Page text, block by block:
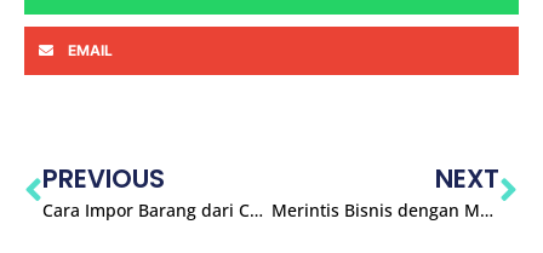
EMAIL
PREVIOUS
Cara Impor Barang dari China ke Indonesia yang Benar
NEXT
Merintis Bisnis dengan Menjadi Distributor Barang China